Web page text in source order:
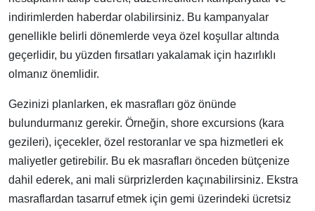
indirimlerden haberdar olabilirsiniz. Bu kampanyalar
genellikle belirli dönemlerde veya özel koşullar altında
geçerlidir, bu yüzden fırsatları yakalamak için hazırlıklı
olmanız önemlidir.
Gezinizi planlarken, ek masrafları göz önünde
bulundurmanız gerekir. Örneğin, shore excursions (kara
gezileri), içecekler, özel restoranlar ve spa hizmetleri ek
maliyetler getirebilir. Bu ek masrafları önceden bütçenize
dahil ederek, ani mali sürprizlerden kaçınabilirsiniz. Ekstra
masraflardan tasarruf etmek için gemi üzerindeki ücretsiz